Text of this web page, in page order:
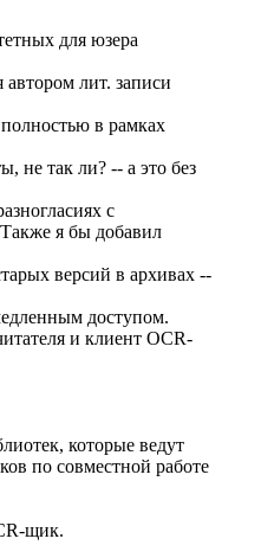
для юзера
автором лит. записи
в рамках
не так ли? -- а это без
с
я бы добавил
версий в архивах --
доступом.
и клиент OCR-
которые ведут
по совместной работе
щик.